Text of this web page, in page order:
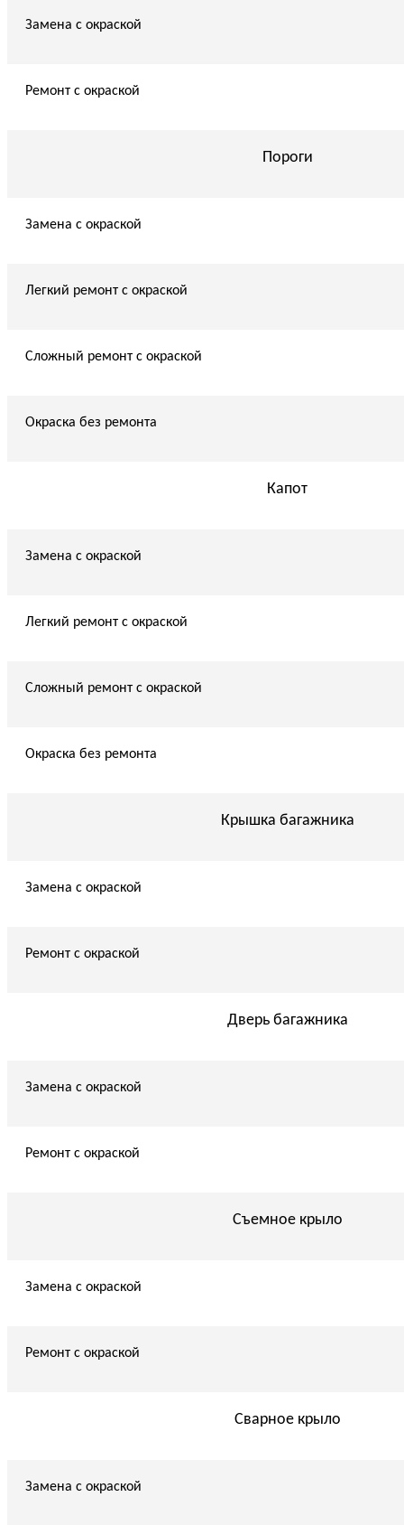
Замена с окраской
Ремонт с окраской
Пороги
Замена с окраской
Легкий ремонт с окраской
Сложный ремонт с окраской
Окраска без ремонта
Капот
Замена с окраской
Легкий ремонт с окраской
Сложный ремонт с окраской
Окраска без ремонта
Крышка багажника
Замена с окраской
Ремонт с окраской
Дверь багажника
Замена с окраской
Ремонт с окраской
Съемное крыло
Замена с окраской
Ремонт с окраской
Сварное крыло
Замена с окраской